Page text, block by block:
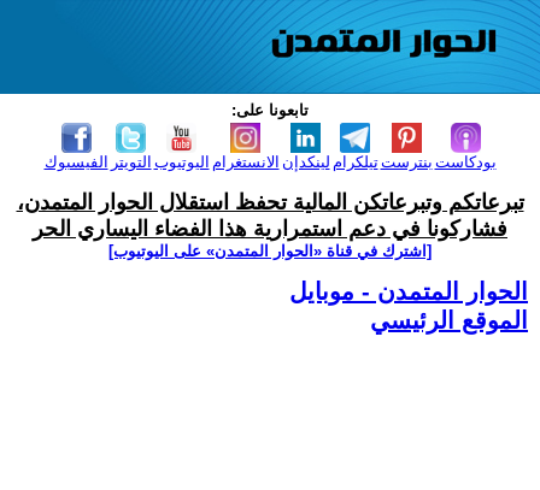
تابعونا على:
الفيسبوك التويتر اليوتيوب الانستغرام لينكدإن تيلكرامبنترست بودكاست
تبرعاتكم وتبرعاتكن المالية تحفظ استقلال الحوار المتمدن،
فشاركونا في دعم استمرارية هذا الفضاء اليساري الحر
[اشترك في قناة ‫«الحوار المتمدن» على اليوتيوب]
الحوار المتمدن - موبايل
الموقع الرئيسي